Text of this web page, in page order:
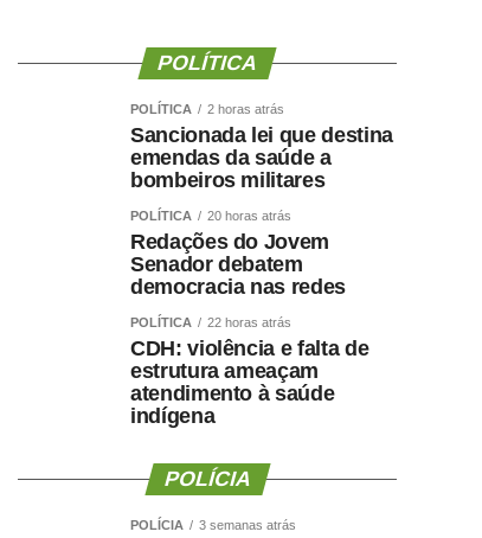
POLÍTICA
POLÍTICA 2 horas atrás
Sancionada lei que destina
emendas da saúde a
bombeiros militares
POLÍTICA 20 horas atrás
Redações do Jovem
Senador debatem
democracia nas redes
POLÍTICA 22 horas atrás
CDH: violência e falta de
estrutura ameaçam
atendimento à saúde
indígena
POLÍCIA
POLÍCIA 3 semanas atrás